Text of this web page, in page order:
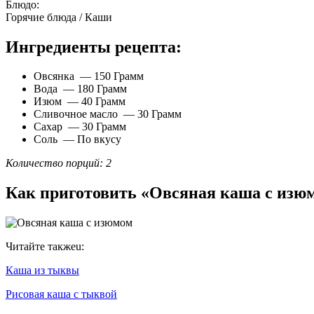
Блюдо:
Горячие блюда / Каши
Ингредиенты рецепта:
Овсянка — 150 Грамм
Вода — 180 Грамм
Изюм — 40 Грамм
Сливочное масло — 30 Грамм
Сахар — 30 Грамм
Соль — По вкусу
Количество порций: 2
Как приготовить «Овсяная каша с
Читайте такжеu:
Каша из тыквы
Рисовая каша с тыквой